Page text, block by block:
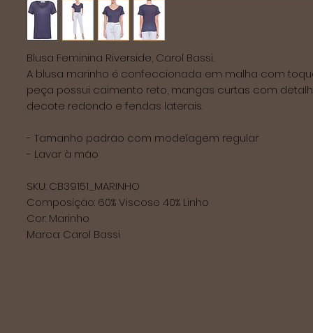
Blusa Feminina Riverside, Carol Bassi.
A blusa marinho é confeccionada em malha com
peça possui caimento reto, mangas curtas com
decote redondo e fendas laterais.
- Tamanho padrão com modelagem regular
- Lavar à mão
SKU: CB39151_MARINHO
Composição: 60% Viscose 40% Linho
Cor: Marinho
Marca: Carol Bassi